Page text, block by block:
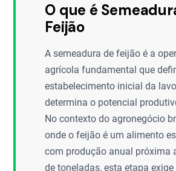
O que é
Feijão
A semeadura de feijão é a
agrícola fundamental que
estabelecimento inicial da
determina o potencial
No contexto do agronegócio
onde o feijão é um alimento
com produção anual próxima
de toneladas, esta etapa